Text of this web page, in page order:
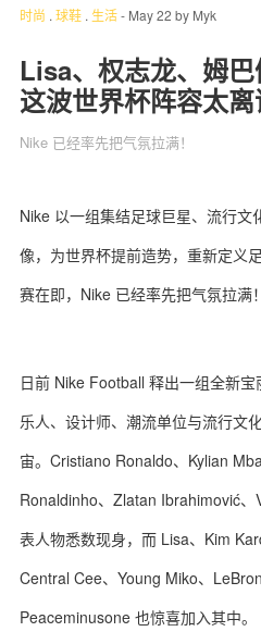
时尚 . 球鞋 . 生活- May 22 by Myk
Lisa、权志龙、姆
这波世界杯阵容太
Nike 已经率先把气氛拉满！
Nike 以一组集结足球巨星、流行文
像，为世界杯提前造势，重新定义
赛在即，Nike 已经率先把气氛拉满！
日前 Nike Football 释出一组全新
乐人、设计师、潮流单位与流行文
宙。Cristiano Ronaldo、Kylian
Ronaldinho、Zlatan Ibrahimović
表人物悉数现身，而 Lisa、Kim
Central Cee、Young Miko、
Peaceminusone 也惊喜加入其中。